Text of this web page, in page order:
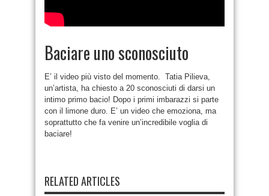
Baciare uno sconosciuto
E’ il video più visto del momento. Tatia Pilieva,
un’artista, ha chiesto a 20 sconosciuti di darsi un
intimo primo bacio! Dopo i primi imbarazzi si parte
con il limone duro. E’ un video che emoziona, ma
soprattutto che fa venire un’incredibile voglia di
baciare!
RELATED ARTICLES